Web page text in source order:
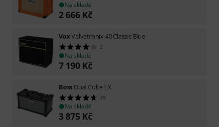
Na skladě
2 666 Kč
VoxValvetronix 40 Classic Blue
2
Na skladě
7 190 Kč
Boss Dual Cube LX
79
Na skladě
3 875 Kč